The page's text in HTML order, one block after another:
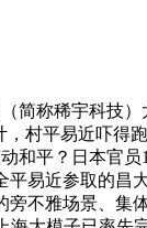
称稀宇科技）
村平易近吓得
和平？日本官
易近参取的昌
不雅场景、